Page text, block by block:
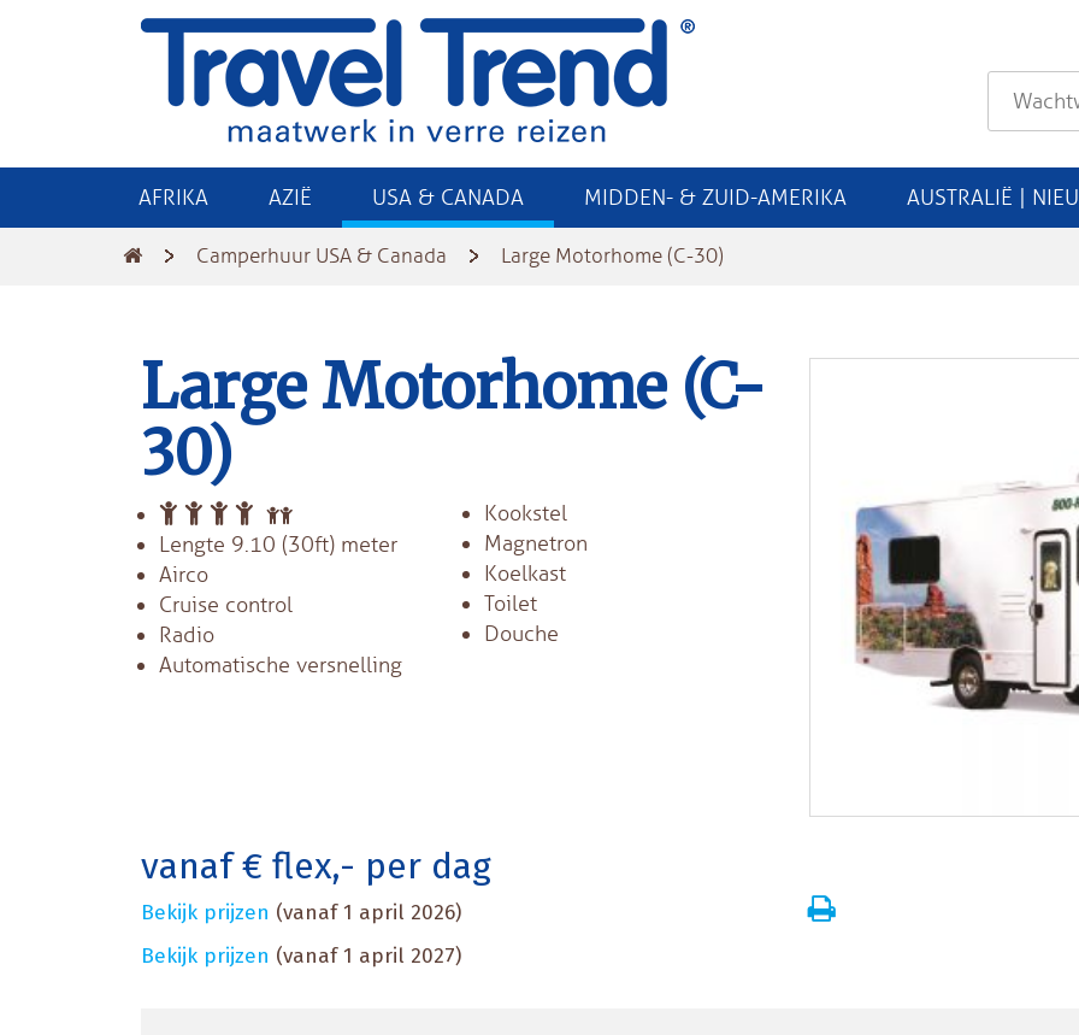
AFRIKA AZIË USA & CANADA MIDDEN- & ZUID-AMERIKA AUSTRALIË |
Camperhuur USA & Canada Large Motorhome (C-30)
Large Motorhome (C-
30)
Lengte 9.10 (30ft) meter
Airco
Cruise control
Radio
Automatische versnelling
Kookstel
Magnetron
Koelkast
Toilet
Douche
vanaf € flex,- per dag
Bekijk prijzen (vanaf 1 april 2026)
Bekijk prijzen (vanaf 1 april 2027)